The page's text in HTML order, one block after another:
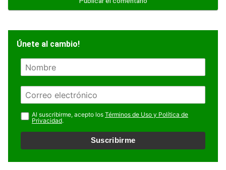
Únete al cambio!
N
m
r
e
E
m
a
i
l
Al suscribirme, acepto los Términos de Uso y Política de
Privacidad.
Suscribirme